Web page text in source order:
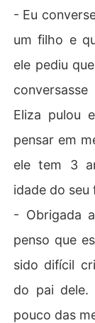
- Eu
um filho e
ele pediu
Eliza pulou
pensar em
ele tem 3
idade do seu
- Obrigada
penso que
sido difícil
do pai dele.
pouco das